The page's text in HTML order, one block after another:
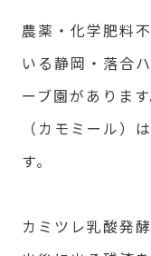
農薬・化学肥料
いる静岡・落合
ーブ園がありま
（カモミール）
す。
カミツレ乳酸発